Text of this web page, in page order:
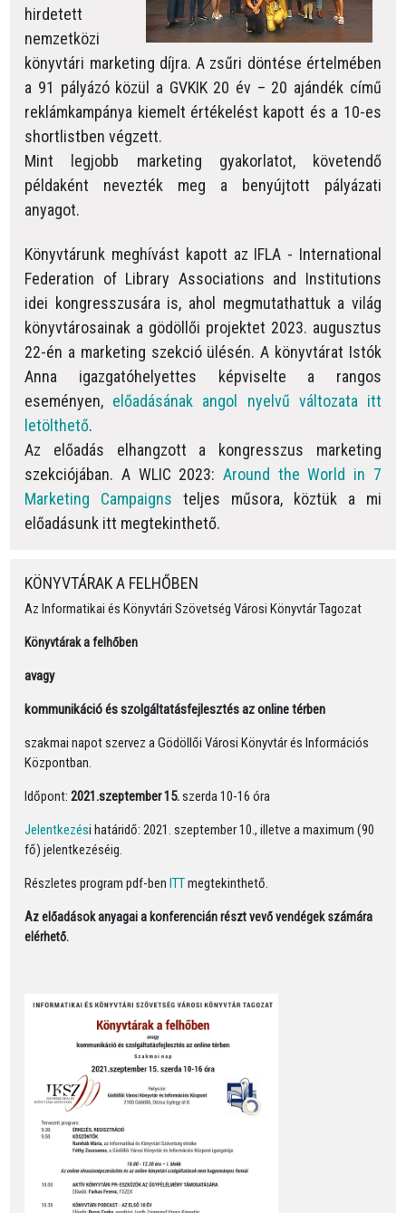
hirdetett
nemzetközi
könyvtári marketing díjra. A zsűri döntése értelmében
a 91 pályázó közül a GVKIK 20 év – 20 ajándék című
reklámkampánya kiemelt értékelést kapott és a 10-es
shortlistben végzett.
Mint legjobb marketing gyakorlatot, követendő
példaként nevezték meg a benyújtott pályázati
anyagot.
Könyvtárunk meghívást kapott az IFLA - International
Federation of Library Associations and Institutions
idei kongresszusára is, ahol megmutathattuk a világ
könyvtárosainak a gödöllői projektet 2023. augusztus
22-én a marketing szekció ülésén. A könyvtárat Istók
Anna igazgatóhelyettes képviselte a rangos
eseményen, előadásának angol nyelvű változata itt
letölthető.
Az előadás elhangzott a kongresszus marketing
szekciójában. A WLIC 2023: Around the World in 7
Marketing Campaigns teljes műsora, köztük a mi
előadásunk itt megtekinthető.
KÖNYVTÁRAK A FELHŐBEN
Az Informatikai és Könyvtári Szövetség Városi Könyvtár Tagozat
Könyvtárak a felhőben
avagy
kommunikáció és szolgáltatásfejlesztés az online térben
szakmai napot szervez a Gödöllői Városi Könyvtár és Információs
Központban.
Időpont:2021.szeptember 15.szerda 10-16 óra
Jelentkezési határidő: 2021. szeptember 10., illetve a maximum (90
fő) jelentkezéséig.
Részletes program pdf-benITTmegtekinthető.
Az előadások anyagai a konferencián részt vevő vendégek számára
elérhető.